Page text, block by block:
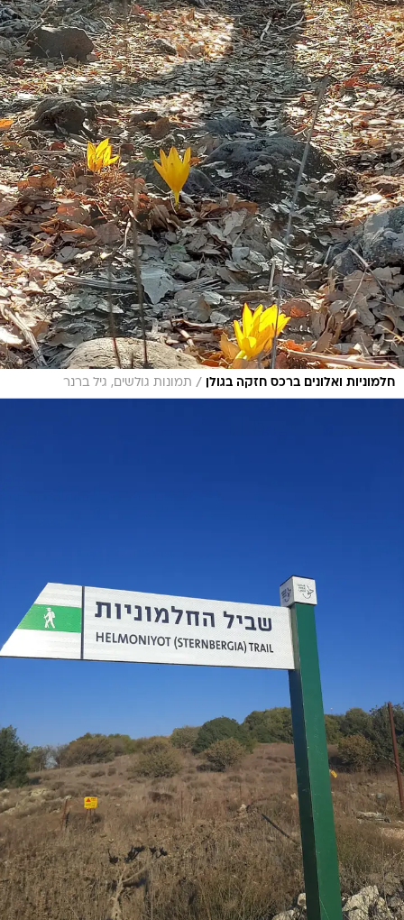
חלמוניות ואלונים ברכס חזקה בגולן / תמונות גולשים, גיל ברנר